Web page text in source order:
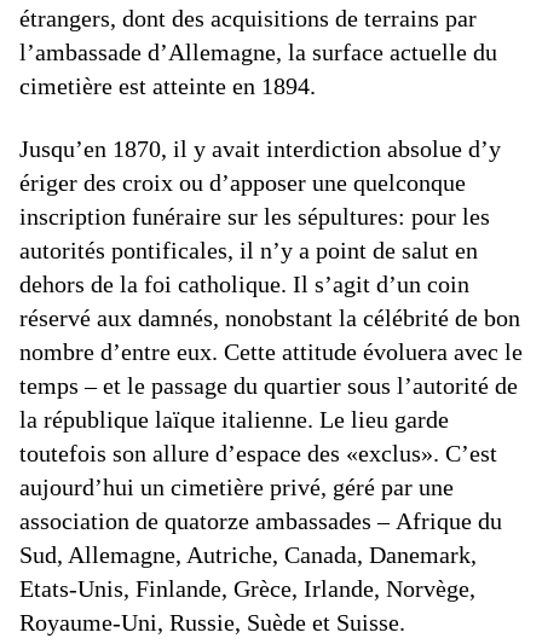
étrangers, dont des acquisitions de terrains par
l’ambassade d’Allemagne, la surface actuelle du
cimetière est atteinte en 1894.
Jusqu’en 1870, il y avait interdiction absolue d’y
ériger des croix ou d’apposer une quelconque
inscription funéraire sur les sépultures: pour les
autorités pontificales, il n’y a point de salut en
dehors de la foi catholique. Il s’agit d’un coin
réservé aux damnés, nonobstant la célébrité de bon
nombre d’entre eux. Cette attitude évoluera avec le
temps – et le passage du quartier sous l’autorité de
la république laïque italienne. Le lieu garde
toutefois son allure d’espace des «exclus». C’est
aujourd’hui un cimetière privé, géré par une
association de quatorze ambassades – Afrique du
Sud, Allemagne, Autriche, Canada, Danemark,
Etats-Unis, Finlande, Grèce, Irlande, Norvège,
Royaume-Uni, Russie, Suède et Suisse.